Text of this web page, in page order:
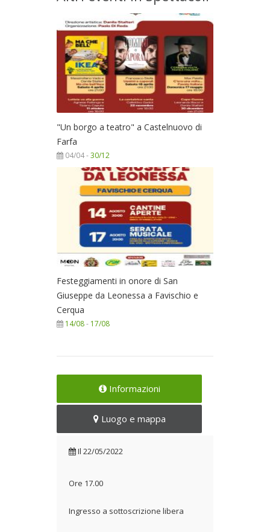
"Un borgo a teatro" a Castelnuovo di
Farfa
04/04 -30/12
Festeggiamenti in onore di San
Giuseppe da Leonessa a Favischio e
Cerqua
14/08- 17/08
Informazioni
Luogo e mappa
Il 22/05/2022
Ore 17.00
Ingresso a sottoscrizione libera